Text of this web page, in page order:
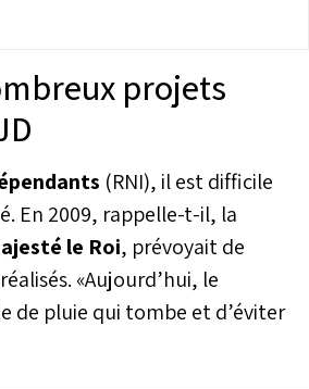
projets
(RNI), il est difficile
En 2009, rappelle-t-il, la
le Roi, prévoyait de
«Aujourd’hui, le
de pluie qui tombe et d’éviter